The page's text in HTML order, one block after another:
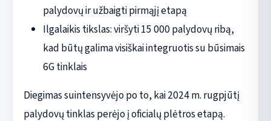
palydovų ir užbaigti pirmąjį etapą
Ilgalaikis tikslas: viršyti 15 000 palydovų ribą,
kad būtų galima visiškai integruotis su būsimais
6G tinklais
Diegimas suintensyvėjo po to, kai 2024 m. rugpjūtį
palydovų tinklas perėjo į oficialų plėtros etapą.